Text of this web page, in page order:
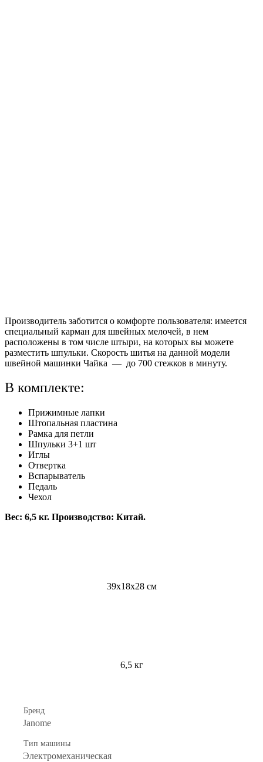
Производитель заботится о комфорте пользователя: имеется
специальный карман для швейных мелочей, в нем
расположены в том числе штыри, на которых вы можете
разместить шпульки. Скорость шитья на данной модели
швейной машинки Чайка — до 700 стежков в минуту.
В комплекте:
Прижимные лапки
Штопальная пластина
Рамка для петли
Шпульки 3+1 шт
Иглы
Отвертка
Вспарыватель
Педаль
Чехол
Вес: 6,5 кг. Производство: Китай.
39х18х28 см
6,5 кг
Бренд
Janome
Тип машины
Электромеханическая